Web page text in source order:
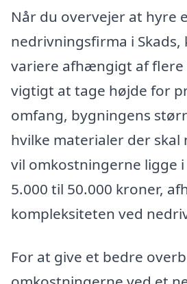
Når du overvejer at hyre
nedrivningsfirma i Skads,
variere afhængigt af flere
vigtigt at tage højde for
omfang, bygningens
hvilke materialer der skal
vil omkostningerne ligge
5.000 til 50.000 kroner,
kompleksiteten ved
For at give et bedre